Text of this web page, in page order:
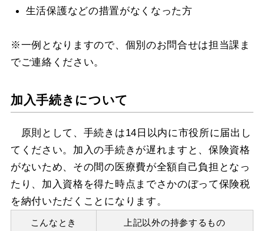
生活保護などの措置がなくなった方
※一例となりますので、個別のお問合せは担当課ま
でご連絡ください。
加入手続きについて
原則として、手続きは14日以内に市役所に届出し
てください。加入の手続きが遅れますと、保険資格
がないため、その間の医療費が全額自己負担となっ
たり、加入資格を得た時点までさかのぼって保険税
を納付いただくことになります。
こんなとき 上記以外の持参するもの